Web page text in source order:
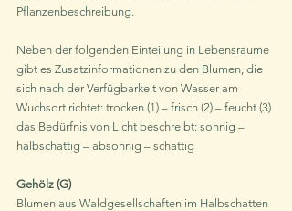
Pflanzenbeschreibung.
Neben der folgenden Einteilung in Lebensräume
gibt es Zusatzinformationen zu den Blumen, die
sich nach der Verfügbarkeit von Wasser am
Wuchsort richtet: trocken (1) – frisch (2) – feucht (3)
das Bedürfnis von Licht beschreibt: sonnig –
halbschattig – absonnig – schattig
Gehölz (G)
Blumen aus Waldgesellschaften im Halbschatten